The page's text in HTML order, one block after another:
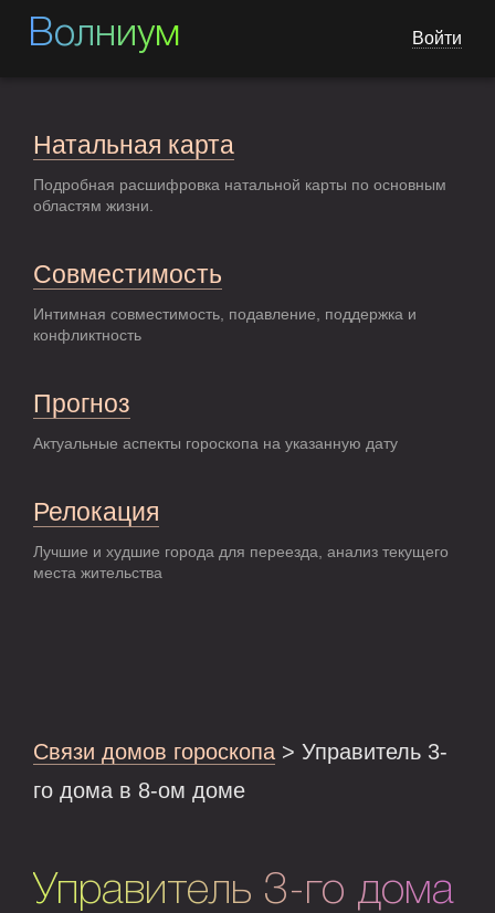
Волниум Войти
Натальная карта
Подробная расшифровка натальной карты по основным
областям жизни.
Совместимость
Интимная совместимость, подавление, поддержка и
конфликтность
Прогноз
Актуальные аспекты гороскопа на указанную дату
Релокация
Лучшие и худшие города для переезда, анализ текущего
места жительства
Связи домов гороскопа > Управитель 3-
го дома в 8-ом доме
Управитель 3-го дома